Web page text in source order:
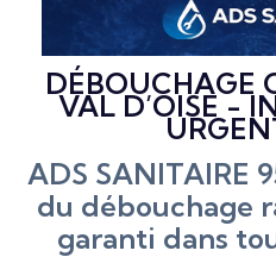
DÉBOUCHAGE
VAL D’OISE -
ADS SANITAIRE
du débouchage
garanti dans